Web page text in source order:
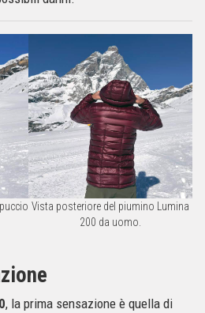
Vista posteriore del piumino Lumina
200 da uomo.
, la prima sensazione è quella di